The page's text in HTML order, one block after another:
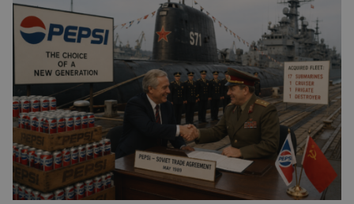
kterých si můžete zkusit kouzla na vlastní kůži.
Nechte tedy mudlovské starosti přede dveřmi.
Neplecha byla zahájena. Dopis z Bradavic
možná stále nepřišel, ale […]